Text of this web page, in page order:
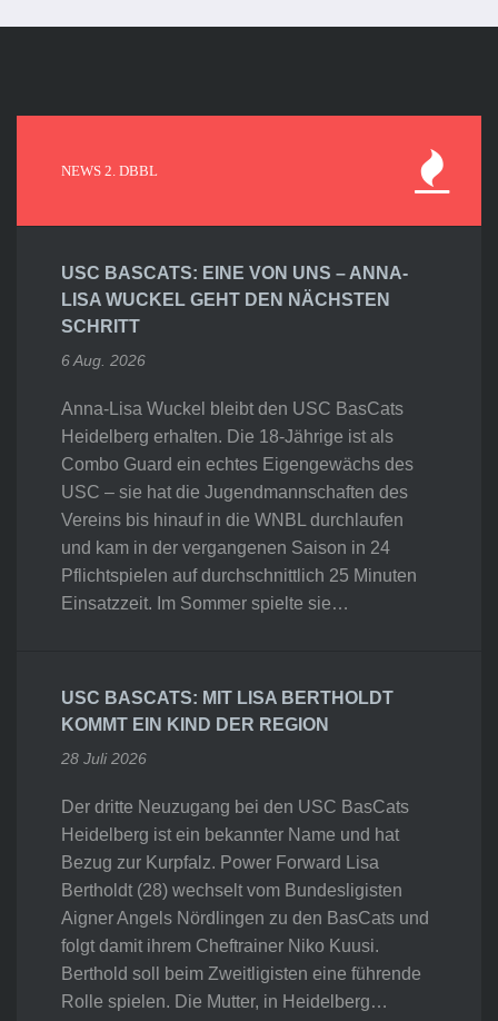
NEWS 2. DBBL
USC BASCATS: EINE VON UNS – ANNA-
LISA WUCKEL GEHT DEN NÄCHSTEN
SCHRITT
6 Aug. 2026
Anna-Lisa Wuckel bleibt den USC BasCats
Heidelberg erhalten. Die 18-Jährige ist als
Combo Guard ein echtes Eigengewächs des
USC – sie hat die Jugendmannschaften des
Vereins bis hinauf in die WNBL durchlaufen
und kam in der vergangenen Saison in 24
Pflichtspielen auf durchschnittlich 25 Minuten
Einsatzzeit. Im Sommer spielte sie…
USC BASCATS: MIT LISA BERTHOLDT
KOMMT EIN KIND DER REGION
28 Juli 2026
Der dritte Neuzugang bei den USC BasCats
Heidelberg ist ein bekannter Name und hat
Bezug zur Kurpfalz. Power Forward Lisa
Bertholdt (28) wechselt vom Bundesligisten
Aigner Angels Nördlingen zu den BasCats und
folgt damit ihrem Cheftrainer Niko Kuusi.
Berthold soll beim Zweitligisten eine führende
Rolle spielen. Die Mutter, in Heidelberg…